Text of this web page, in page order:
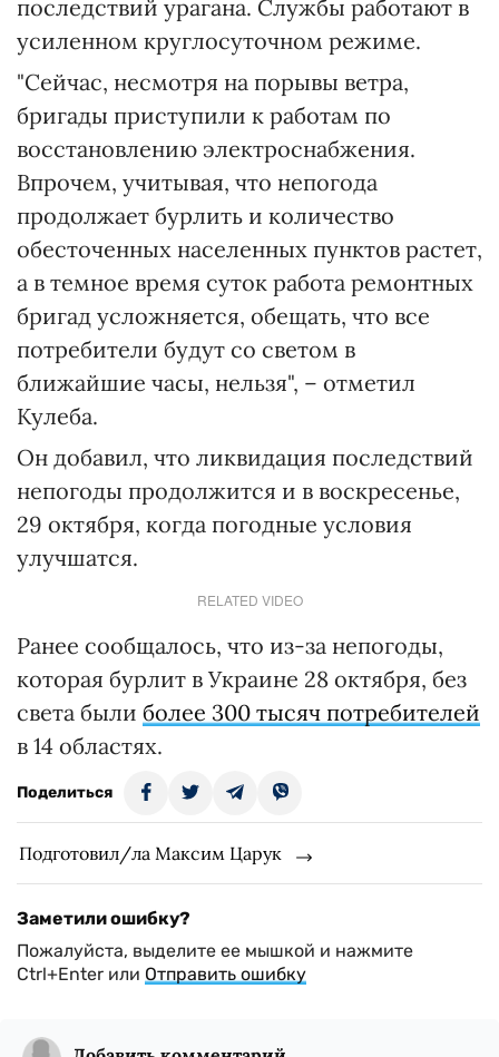
последствий урагана. Службы работают в
усиленном круглосуточном режиме.
"Сейчас, несмотря на порывы ветра,
бригады приступили к работам по
восстановлению электроснабжения.
Впрочем, учитывая, что непогода
продолжает бурлить и количество
обесточенных населенных пунктов растет,
а в темное время суток работа ремонтных
бригад усложняется, обещать, что все
потребители будут со светом в
ближайшие часы, нельзя", – отметил
Кулеба.
Он добавил, что ликвидация последствий
непогоды продолжится и в воскресенье,
29 октября, когда погодные условия
улучшатся.
RELATED VIDEO
Ранее сообщалось, что из-за непогоды,
которая бурлит в Украине 28 октября, без
света были более 300 тысяч потребителей
в 14 областях.
Поделиться
Подготовил/ла Максим Царук
Заметили ошибку?
Пожалуйста, выделите ее мышкой и нажмите
Ctrl+Enter или Отправить ошибку